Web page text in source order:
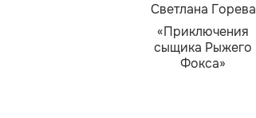
Светлана Горева
«Приключения
сыщика Рыжего
Фокса»